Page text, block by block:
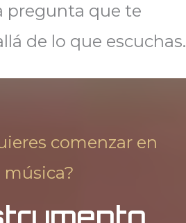
pregunta que te
de lo que escuchas.
comenzar en
música?